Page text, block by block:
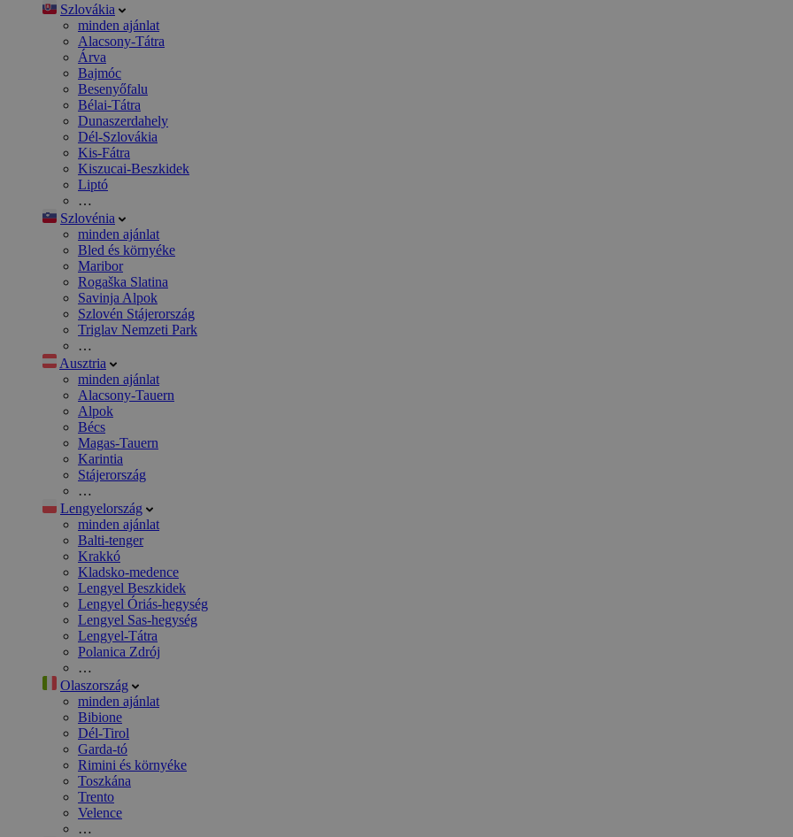
Szlovákia
minden ajánlat
Alacsony-Tátra
Árva
Bajmóc
Besenyőfalu
Bélai-Tátra
Dunaszerdahely
Dél-Szlovákia
Kis-Fátra
Kiszucai-Beszkidek
Liptó
…
Szlovénia
minden ajánlat
Bled és környéke
Maribor
Rogaška Slatina
Savinja Alpok
Szlovén Stájerország
Triglav Nemzeti Park
…
Ausztria
minden ajánlat
Alacsony-Tauern
Alpok
Bécs
Magas-Tauern
Karintia
Stájerország
…
Lengyelország
minden ajánlat
Balti-tenger
Krakkó
Kladsko-medence
Lengyel Beszkidek
Lengyel Óriás-hegység
Lengyel Sas-hegység
Lengyel-Tátra
Polanica Zdrój
…
Olaszország
minden ajánlat
Bibione
Dél-Tirol
Garda-tó
Rimini és környéke
Toszkána
Trento
Velence
…